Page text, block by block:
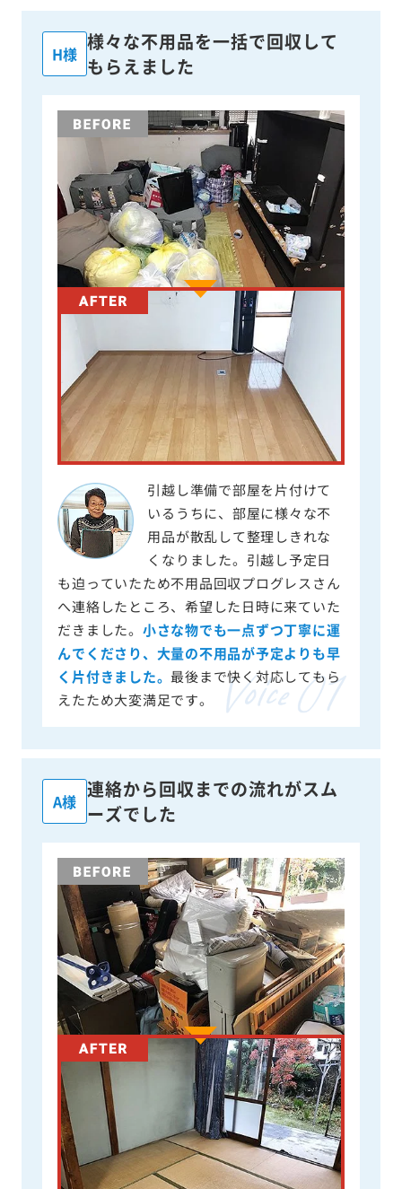
H様
様々な不用品を一括で回収して
もらえました
引越し準備で部屋を片付けて
いるうちに、部屋に様々な不
用品が散乱して整理しきれな
くなりました。引越し予定日
も迫っていたため不用品回収プログレスさん
へ連絡したところ、希望した日時に来ていた
だきました。 小さな物でも一点ずつ丁寧に運
んでくださり、大量の不用品が予定よりも早
く片付きました。 最後まで快く対応してもら
えたため大変満足です。
A様
連絡から回収までの流れがスム
ーズでした